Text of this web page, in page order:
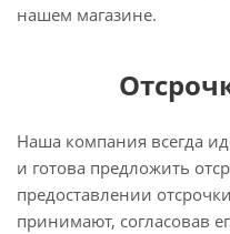
нашем магазине.
Наша компания всегда
и готова предложить
предоставлении
принимают, согласовав